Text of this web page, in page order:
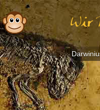
Wir